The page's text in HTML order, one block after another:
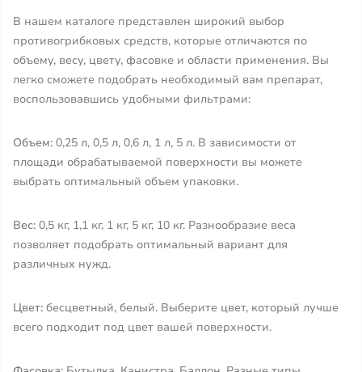
В нашем каталоге представлен широкий выбор
противогрибковых средств, которые отличаются по
объему, весу, цвету, фасовке и области применения. Вы
легко сможете подобрать необходимый вам препарат,
воспользовавшись удобными фильтрами:
Объем: 0,25 л, 0,5 л, 0,6 л, 1 л, 5 л. В зависимости от
площади обрабатываемой поверхности вы можете
выбрать оптимальный объем упаковки.
Вес: 0,5 кг, 1,1 кг, 1 кг, 5 кг, 10 кг. Разнообразие веса
позволяет подобрать оптимальный вариант для
различных нужд.
Цвет: бесцветный, белый. Выберите цвет, который лучше
всего подходит под цвет вашей поверхности.